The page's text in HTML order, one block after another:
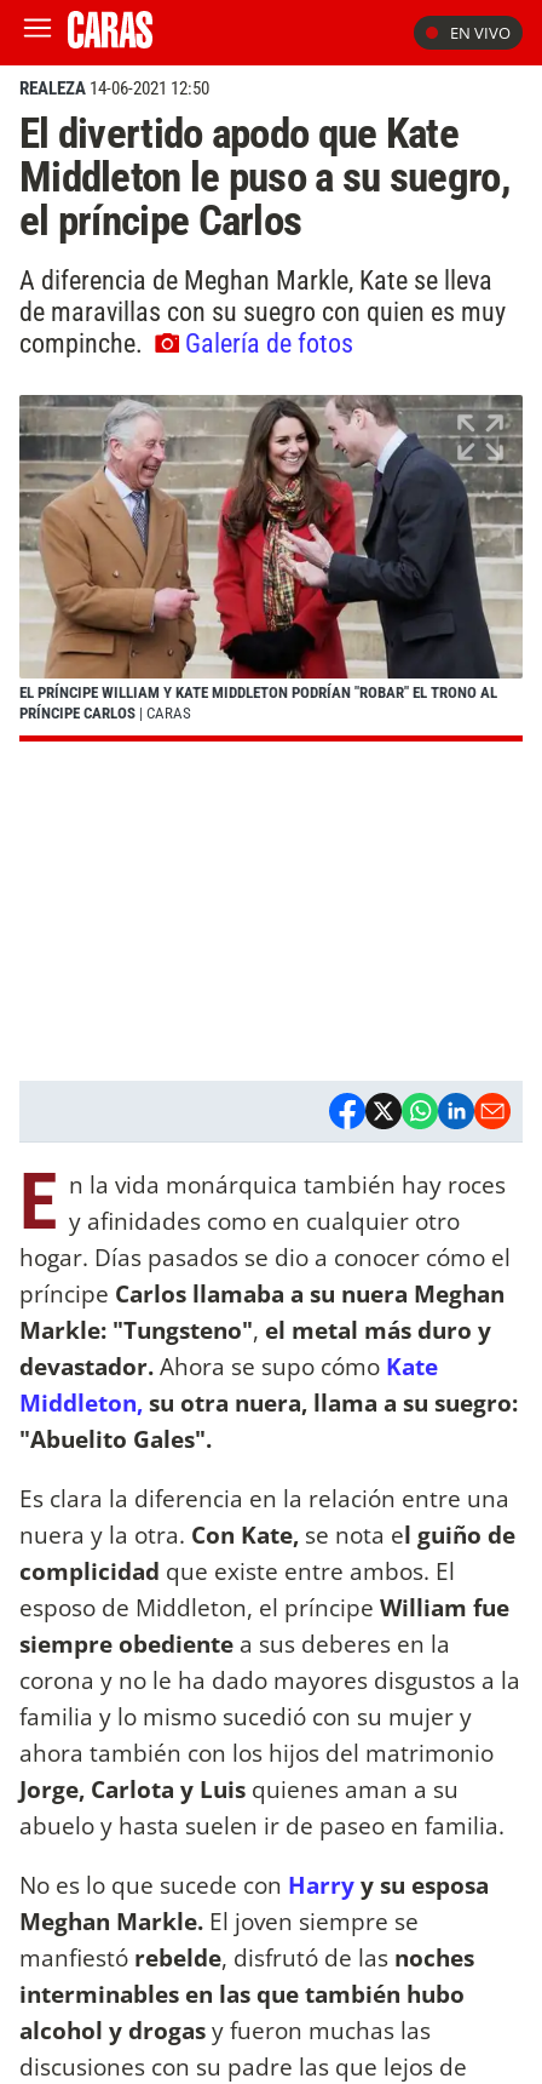
EN VIVO
REALEZA 14-06-2021 12:50
El divertido apodo que Kate
Middleton le puso a su suegro,
el príncipe Carlos
A diferencia de Meghan Markle, Kate se lleva
de maravillas con su suegro con quien es muy
compinche.
Galería de fotos
EL PRÍNCIPE WILLIAM Y KATE MIDDLETON PODRÍAN "ROBAR" EL TRONO AL
PRÍNCIPE CARLOS | CARAS
E n la vida monárquica también hay roces
y afinidades como en cualquier otro
hogar. Días pasados se dio a conocer cómo el
príncipe Carlos llamaba a su nuera Meghan
Markle: "Tungsteno", el metal más duro y
devastador.Ahora se supo cómo Kate
Middleton,su otra nuera, llama a su suegro:
"Abuelito Gales".
Es clara la diferencia en la relación entre una
nuera y la otra. Con Kate, se nota el guiño de
complicidad que existe entre ambos. El
esposo de Middleton, el príncipe William fue
siempre obediente a sus deberes en la
corona y no le ha dado mayores disgustos a la
familia y lo mismo sucedió con su mujer y
ahora también con los hijos del matrimonio
Jorge, Carlota y Luis quienes aman a su
abuelo y hasta suelen ir de paseo en familia.
No es lo que sucede con Harryy su esposa
Meghan Markle. El joven siempre se
manfiestó rebelde, disfrutó de las noches
interminables en las que también hubo
alcohol y drogasy fueron muchas las
discusiones con su padre las que lejos de